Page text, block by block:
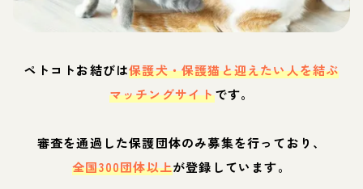
ペトコトお結びは保護犬・保護猫と迎えたい人を結ぶ
マッチングサイトです。
審査を通過した保護団体のみ募集を行っており、
全国300団体以上が登録しています。